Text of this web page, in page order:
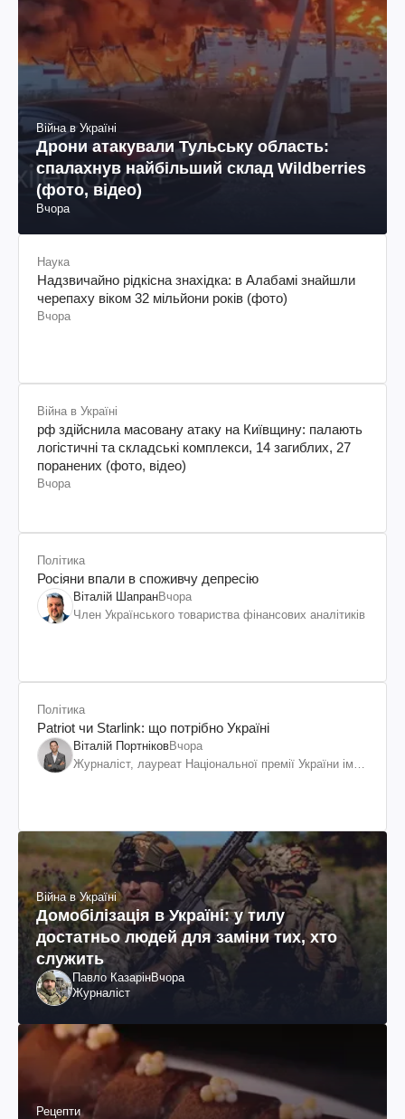
Війна в Україні
Дрони атакували Тульську область:
спалахнув найбільший склад Wildberries
(фото, відео)
Вчора
Наука
Надзвичайно рідкісна знахідка: в Алабамі знайшли
черепаху віком 32 мільйони років (фото)
Вчора
Війна в Україні
рф здійснила масовану атаку на Київщину: палають
логістичні та складські комплекси, 14 загиблих, 27
поранених (фото, відео)
Вчора
Політика
Росіяни впали в споживчу депресію
Віталій ШапранВчора
Член Українського товариства фінансових аналітиків
Політика
Patriot чи Starlink: що потрібно Україні
Віталій ПортніковВчора
Журналіст, лауреат Національної премії України ім.
Війна в Україні
Домобілізація в Україні: у тилу
достатньо людей для заміни тих, хто
служить
Павло КазарінВчора
Журналіст
Рецепти